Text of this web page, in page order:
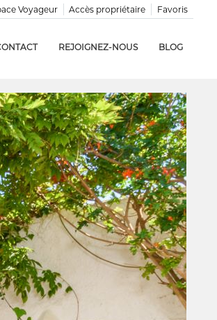
Favoris
Accès propriétaire
Voyageur
REJOIGNEZ-NOUS BLOG